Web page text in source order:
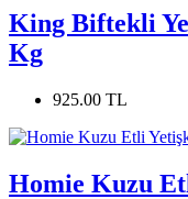
King Biftekli
Kg
925.00 TL
Homie Kuzu